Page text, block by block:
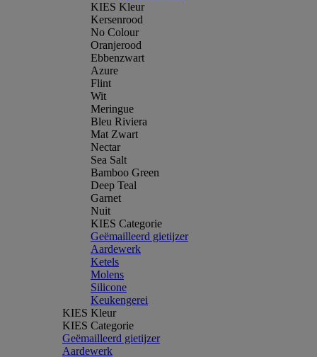
KIES Kleur
Kersenrood
No Colour
Oranjerood
Ebbenzwart
Azure
Flint
Wit
Meringue
Bleu Riviera
Mat Zwart
Nectar
Sea Salt
Bamboo Green
Deep Teal
Garnet
Nuit
KIES Categorie
Geëmailleerd gietijzer
Aardewerk
Ketels
Molens
Silicone
Keukengerei
KIES Kleur
KIES Categorie
Geëmailleerd gietijzer
Aardewerk